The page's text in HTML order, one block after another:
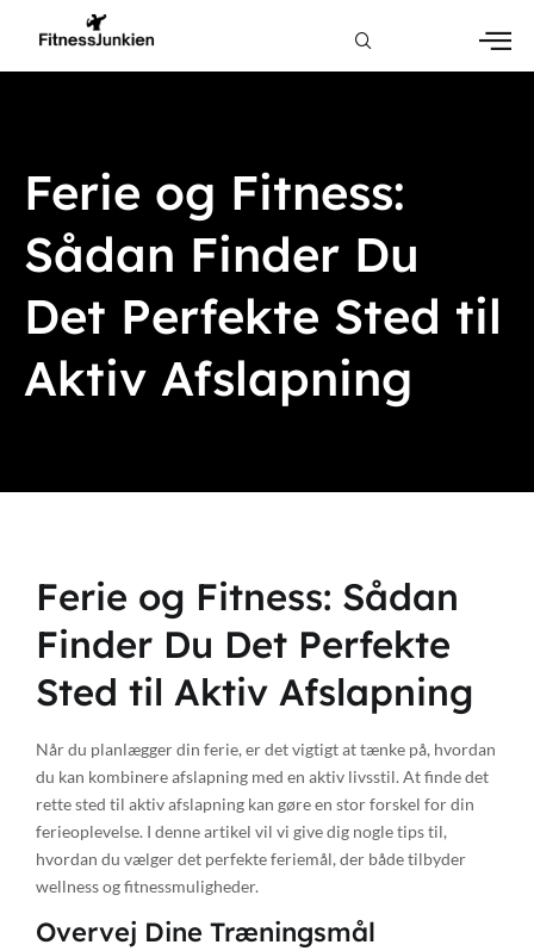
Ferie og Fitness:
Sådan Finder Du
Det Perfekte Sted til
Aktiv Afslapning
Ferie og Fitness: Sådan
Finder Du Det Perfekte
Sted til Aktiv Afslapning
Når du planlægger din ferie, er det vigtigt at tænke på, hvordan
du kan kombinere afslapning med en aktiv livsstil. At finde det
rette sted til aktiv afslapning kan gøre en stor forskel for din
ferieoplevelse. I denne artikel vil vi give dig nogle tips til,
hvordan du vælger det perfekte feriemål, der både tilbyder
wellness og fitnessmuligheder.
Overvej Dine Træningsmål